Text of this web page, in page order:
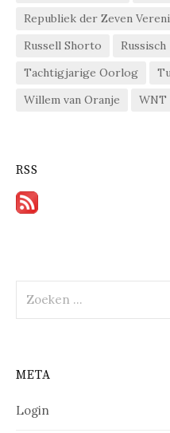
Republiek der Zeven
Russell Shorto
Russisch
Tachtigjarige Oorlog
Willem van Oranje
WNT
RSS
naar:
META
Login